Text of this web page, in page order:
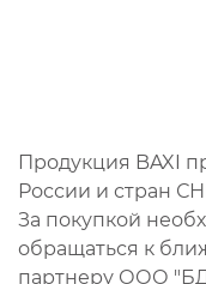
Продукция BAXI
России и стран
За покупкой
обращаться к
партнеру ООО